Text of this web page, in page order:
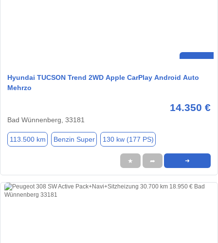
Hyundai TUCSON Trend 2WD Apple CarPlay Android Auto
Mehrzo
14.350 €
Bad Wünnenberg, 33181
113.500 km Benzin Super 130 kw (177 PS)
★ ➦ ➜